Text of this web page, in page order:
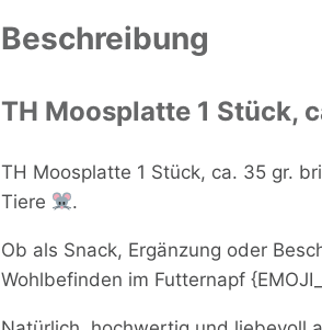
Beschreibung
TH Moosplatte 1 Stück,
TH Moosplatte 1 Stück, ca. 35 gr.
Tiere
.
Ob als Snack, Ergänzung oder
Wohlbefinden im Futternapf